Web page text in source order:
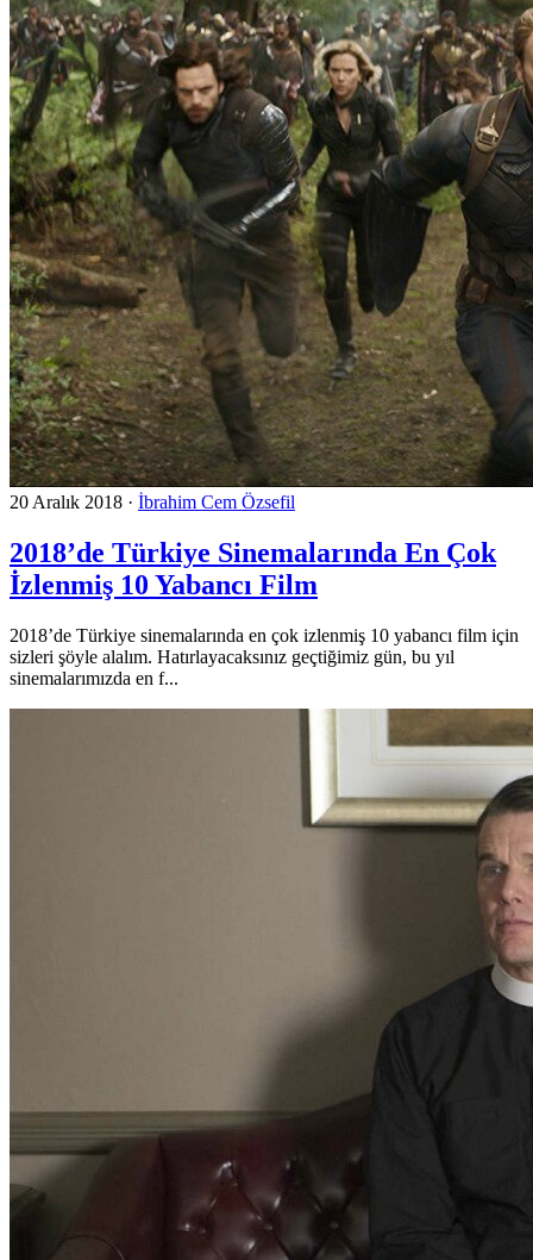
20 Aralık 2018 · İbrahim Cem Özsefil
2018’de Türkiye Sinemalarında En Çok
İzlenmiş 10 Yabancı Film
2018’de Türkiye sinemalarında en çok izlenmiş 10 yabancı film için
sizleri şöyle alalım. Hatırlayacaksınız geçtiğimiz gün, bu yıl
sinemalarımızda en f...